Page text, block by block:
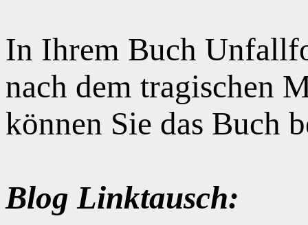
In Ihrem Buch
nach dem tragischen
können Sie das Buch
Blog Linktausch: